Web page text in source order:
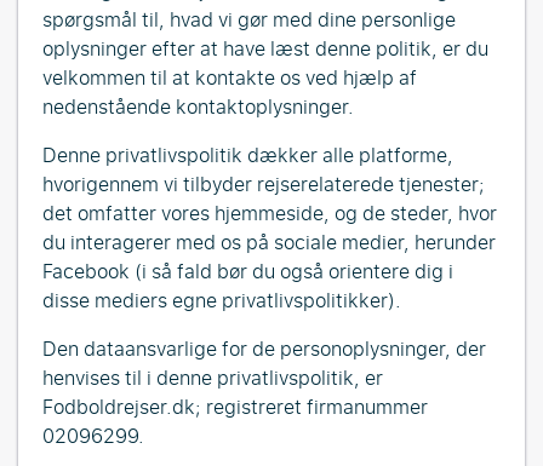
spørgsmål til, hvad vi gør med dine personlige
oplysninger efter at have læst denne politik, er du
velkommen til at kontakte os ved hjælp af
nedenstående kontaktoplysninger.
Denne privatlivspolitik dækker alle platforme,
hvorigennem vi tilbyder rejserelaterede tjenester;
det omfatter vores hjemmeside, og de steder, hvor
du interagerer med os på sociale medier, herunder
Facebook (i så fald bør du også orientere dig i
disse mediers egne privatlivspolitikker).
Den dataansvarlige for de personoplysninger, der
henvises til i denne privatlivspolitik, er
Fodboldrejser.dk; registreret firmanummer
02096299.